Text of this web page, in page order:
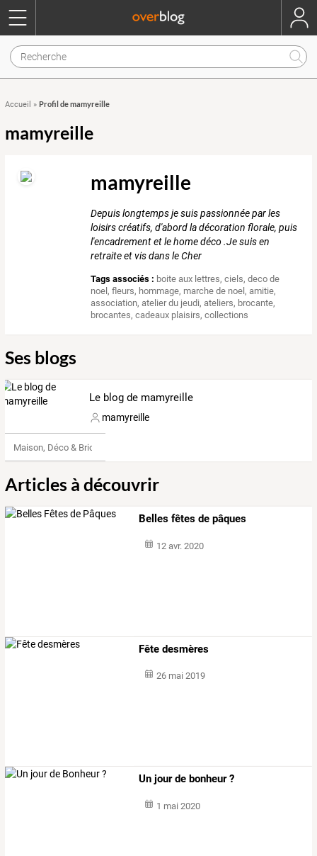
Accueil » Profil de mamyreille
mamyreille
mamyreille
Depuis longtemps je suis passionnée par les
loisirs créatifs, d'abord la décoration florale, puis
l'encadrement et le home déco .Je suis en
retraite et vis dans le Cher
Tags associés : boite aux lettres,ciels,deco de
noel,fleurs, hommage, marche de noel,amitie,
association,atelier du jeudi,ateliers, brocante,
brocantes,cadeaux plaisirs,collections
Ses blogs
Le blog de mamyreille
mamyreille
Maison, Déco & Bricolage
Articles à découvrir
Belles fêtes de pâques
12 avr. 2020
Fête desmères
26 mai 2019
Un jour de bonheur ?
1 mai 2020